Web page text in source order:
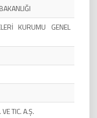
KURUMU GENEL
TIC. A.Ş.